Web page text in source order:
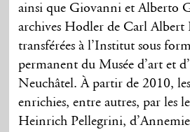
ainsi que Giovanni et Alberto
archives Hodler de Carl Albert
transférées à l’Institut sous
permanent du Musée d’art et
Neuchâtel. À partir de 2010,
enrichies, entre autres, par les
Heinrich Pellegrini,